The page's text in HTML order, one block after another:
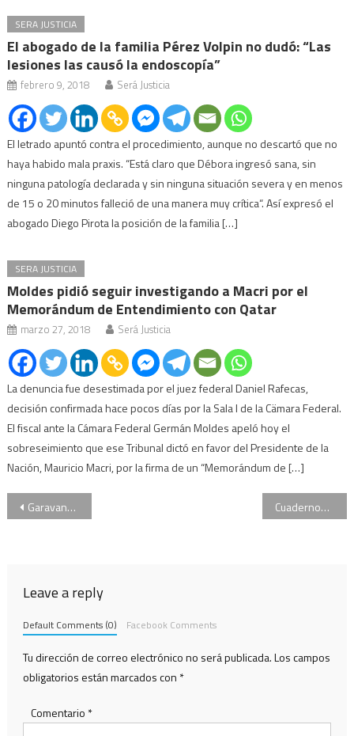
SERA JUSTICIA
El abogado de la familia Pérez Volpin no dudó: “Las
lesiones las causó la endoscopía”
febrero 9, 2018 Será Justicia
El letrado apuntó contra el procedimiento, aunque no descartó que no
haya habido mala praxis. “Está claro que Débora ingresó sana, sin
ninguna patología declarada y sin ninguna situación severa y en menos
de 15 o 20 minutos falleció de una manera muy crítica“. Así expresó el
abogado Diego Pirota la posición de la familia […]
SERA JUSTICIA
Moldes pidió seguir investigando a Macri por el
Memorándum de Entendimiento con Qatar
marzo 27, 2018 Será Justicia
La denuncia fue desestimada por el juez federal Daniel Rafecas,
decisión confirmada hace pocos días por la Sala I de la Cämara Federal.
El fiscal ante la Cámara Federal Germán Moldes apeló hoy el
sobreseimiento que ese Tribunal dictó en favor del Presidente de la
Nación, Mauricio Macri, por la firma de un “Memorándum de […]
Navegación
Garavano reiteró su defensa a la imputabilidad de jóvenes de 15 años Cuadernos: Casación revisará las prisiones preventivas de Cristina Kirchner y Julio De Vido
Leave a reply
Default Comments (0) Facebook Comments
Tu dirección de correo electrónico no será publicada.Los campos
obligatorios están marcados con *
Comentario *